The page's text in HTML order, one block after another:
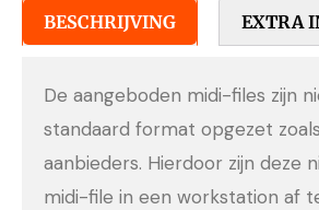
BESCHRIJVING EXTRA
De aangeboden midi-files zijn
standaard format opgezet
aanbieders. Hierdoor zijn deze
midi-file in een workstation af